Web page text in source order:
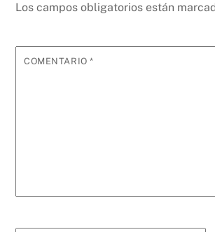
Los campos obligatorios están
COMENTARIO*